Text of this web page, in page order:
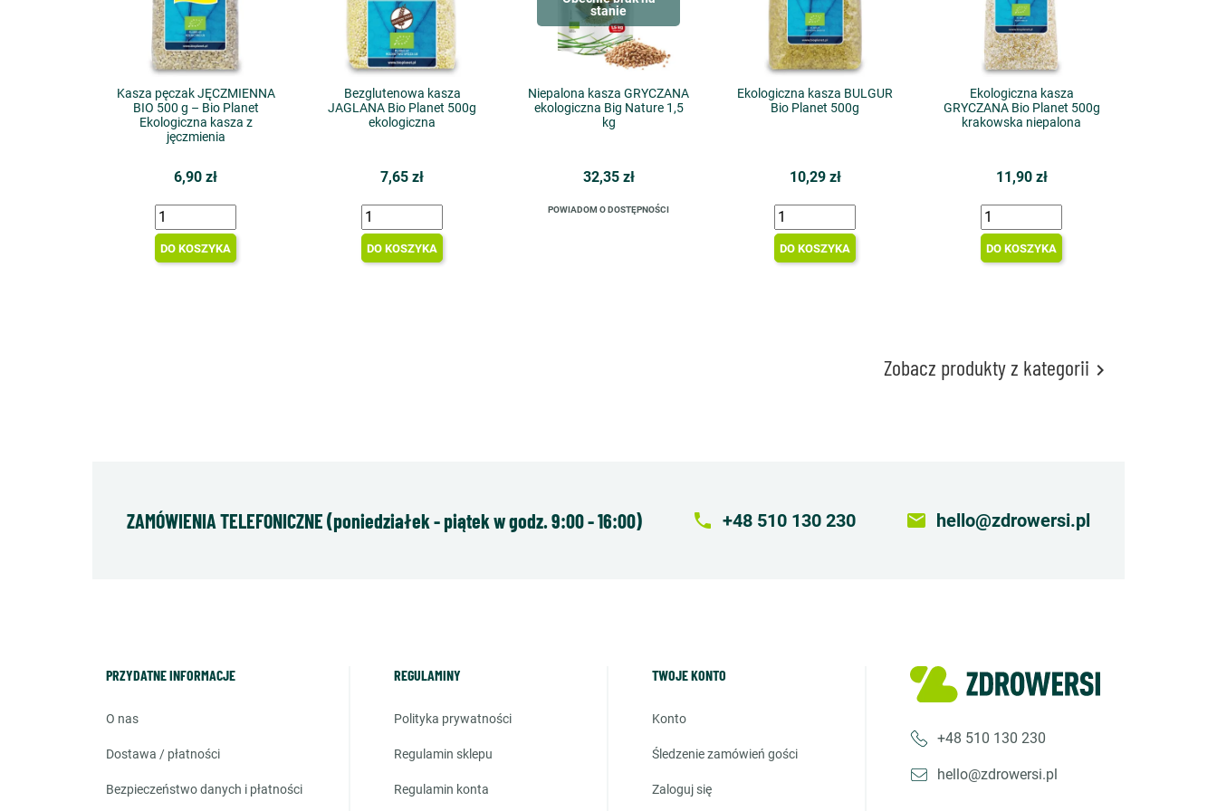
Kasza pęczak JĘCZMIENNA
BIO 500 g – Bio Planet
Ekologiczna kasza z
jęczmienia
6,90 zł
DO KOSZYKA
Bezglutenowa kasza
JAGLANA Bio Planet 500g
ekologiczna
7,65 zł
DO KOSZYKA
stanie
Niepalona kasza GRYCZANA
ekologiczna Big Nature 1,5
kg
32,35 zł
POWIADOM O DOSTĘPNOŚCI
Ekologiczna kasza BULGUR
Bio Planet 500g
10,29 zł
DO KOSZYKA
Ekologiczna kasza
GRYCZANA Bio Planet 500g
krakowska niepalona
11,90 zł
DO KOSZYKA
Zobacz produkty z kategorii 
ZAMÓWIENIA TELEFONICZNE (poniedziałek - piątek w godz. 9:00 - 16:00) local_phone +48 510 130 230 email hello@zdrowersi.pl
PRZYDATNE INFORMACJE
o nas
dostawa / płatności
bezpieczeństwo danych i płatności
REGULAMINY
polityka prywatności
regulamin sklepu
regulamin konta
TWOJE KONTO
konto
śledzenie zamówień gości
zaloguj się
+48 510 130 230
hello@zdrowersi.pl